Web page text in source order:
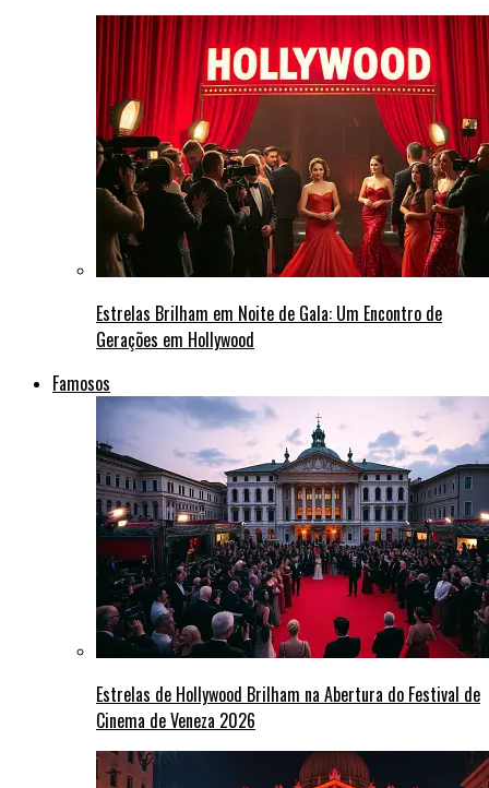
Estrelas Brilham em Noite de Gala: Um Encontro de
Gerações em Hollywood
Famosos
Estrelas de Hollywood Brilham na Abertura do Festival de
Cinema de Veneza 2026